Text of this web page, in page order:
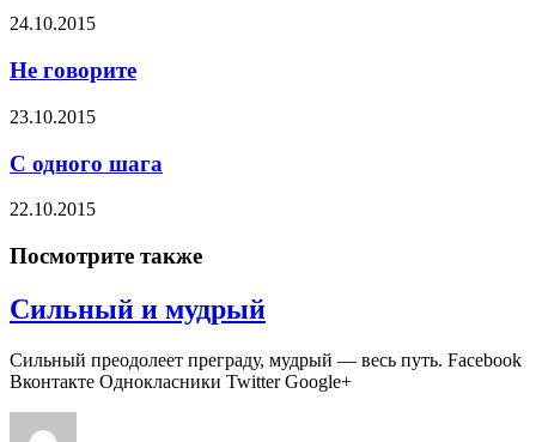
24.10.2015
Не говорите
23.10.2015
С одного шага
22.10.2015
Посмотрите также
Сильный и мудрый
Сильный преодолеет преграду, мудрый — весь путь. Facebook
Вконтакте Однокласники Twitter Google+